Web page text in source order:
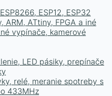
ESP12, ESP32
ARM, ATtiny, FPGA a iné
vypínače, kamerové
LED pásiky, prepínače
relé, meranie spotreby s
433MHz